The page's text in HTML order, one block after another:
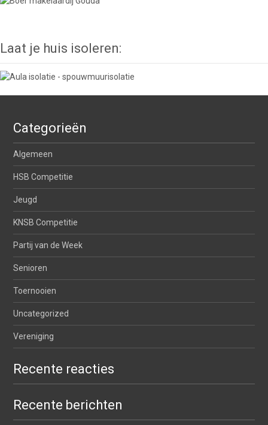
Laat je huis isoleren:
Categorieën
Algemeen
HSB Competitie
Jeugd
KNSB Competitie
Partij van de Week
Senioren
Toernooien
Uncategorized
Vereniging
Recente reacties
Recente berichten